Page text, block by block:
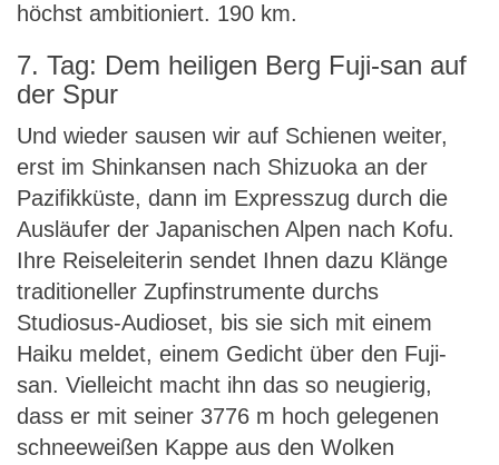
höchst ambitioniert. 190 km.
7. Tag: Dem heiligen Berg Fuji-san auf
der Spur
Und wieder sausen wir auf Schienen weiter,
erst im Shinkansen nach Shizuoka an der
Pazifikküste, dann im Expresszug durch die
Ausläufer der Japanischen Alpen nach Kofu.
Ihre Reiseleiterin sendet Ihnen dazu Klänge
traditioneller Zupfinstrumente durchs
Studiosus-Audioset, bis sie sich mit einem
Haiku meldet, einem Gedicht über den Fuji-
san. Vielleicht macht ihn das so neugierig,
dass er mit seiner 3776 m hoch gelegenen
schneeweißen Kappe aus den Wolken